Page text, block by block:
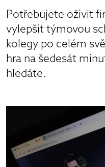
Potřebujete oživit
vylepšit týmovou
kolegy po celém
hra na šedesát
hledáte.